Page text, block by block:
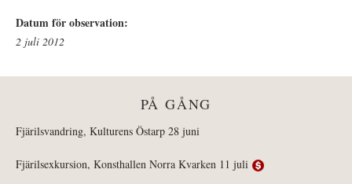
Datum för observation:
2 juli 2012
PÅ GÅNG
Fjärilsvandring, Kulturens Östarp 28 juni
Fjärilsexkursion, Konsthallen Norra Kvarken 11 juli